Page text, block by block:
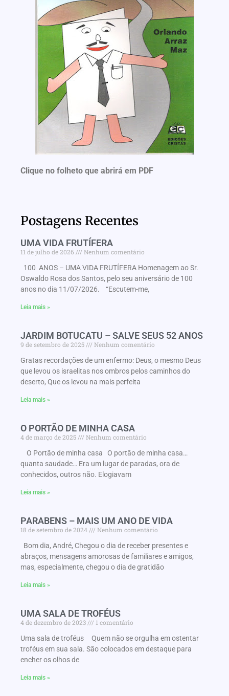
Clique no folheto que abrirá em PDF
Postagens Recentes
UMA VIDA FRUTÍFERA
11 de julho de 2026
Nenhum comentário
100 ANOS – UMA VIDA FRUTÍFERA Homenagem ao Sr.
Oswaldo Rosa dos Santos, pelo seu aniversário de 100
anos no dia 11/07/2026. “Escutem-me,
Leia mais »
JARDIM BOTUCATU – SALVE SEUS 52 ANOS
9 de setembro de 2025
Nenhum comentário
Gratas recordações de um enfermo: Deus, o mesmo Deus
que levou os israelitas nos ombros pelos caminhos do
deserto, Que os levou na mais perfeita
Leia mais »
O PORTÃO DE MINHA CASA
4 de março de 2025
Nenhum comentário
O Portão de minha casa O portão de minha casa…
quanta saudade… Era um lugar de paradas, ora de
conhecidos, outros não. Elogiavam
Leia mais »
PARABENS – MAIS UM ANO DE VIDA
18 de setembro de 2024
Nenhum comentário
Bom dia, André, Chegou o dia de receber presentes e
abraços, mensagens amorosas de familiares e amigos,
mas, especialmente, chegou o dia de gratidão
Leia mais »
UMA SALA DE TROFÉUS
4 de dezembro de 2023
1 comentário
Uma sala de troféus Quem não se orgulha em ostentar
troféus em sua sala. São colocados em destaque para
encher os olhos de
Leia mais »